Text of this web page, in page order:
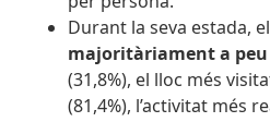
Durant la seva estada,
majoritàriament a peu
(31,8%), el lloc més
(81,4%), l’activitat més